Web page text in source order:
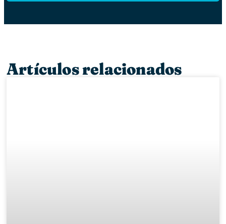
Artículos relacionados